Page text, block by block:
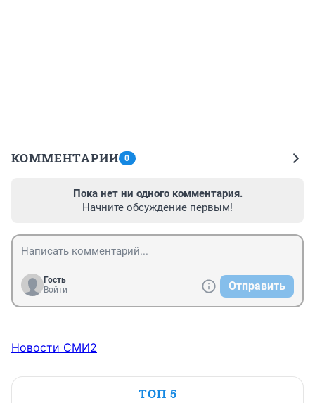
КОММЕНТАРИИ 0
Пока нет ни одного комментария.
Начните обсуждение первым!
Гость
Войти
Отправить
Новости СМИ2
ТОП 5